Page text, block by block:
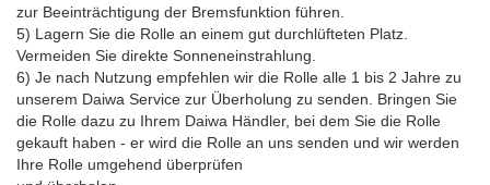
zur Beeinträchtigung der Bremsfunktion führen.
5) Lagern Sie die Rolle an einem gut durchlüfteten Platz.
Vermeiden Sie direkte Sonneneinstrahlung.
6) Je nach Nutzung empfehlen wir die Rolle alle 1 bis 2 Jahre zu
unserem Daiwa Service zur Überholung zu senden. Bringen Sie
die Rolle dazu zu Ihrem Daiwa Händler, bei dem Sie die Rolle
gekauft haben - er wird die Rolle an uns senden und wir werden
Ihre Rolle umgehend überprüfen